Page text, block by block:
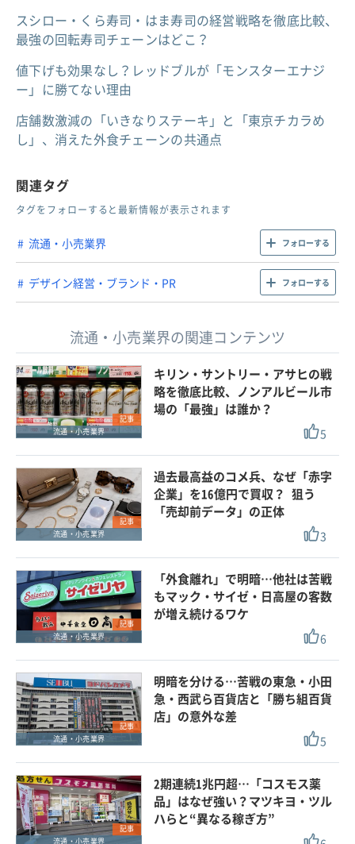
スシロー・くら寿司・はま寿司の経営戦略を徹底比較、
最強の回転寿司チェーンはどこ？
値下げも効果なし？レッドブルが「モンスターエナジ
ー」に勝てない理由
店舗数激減の「いきなりステーキ」と「東京チカラめ
し」、消えた外食チェーンの共通点
関連タグ
タグをフォローすると最新情報が表示されます
流通・小売業界 フォローする
デザイン経営・ブランド・PR フォローする
流通・小売業界の関連コンテンツ
記事
流通・小売業界
キリン・サントリー・アサヒの戦
略を徹底比較、ノンアルビール市
場の「最強」は誰か？
5
記事
流通・小売業界
過去最高益のコメ兵、なぜ「赤字
企業」を16億円で買収？ 狙う
「売却前データ」の正体
3
記事
流通・小売業界
「外食離れ」で明暗…他社は苦戦
もマック・サイゼ・日高屋の客数
が増え続けるワケ
6
記事
流通・小売業界
明暗を分ける…苦戦の東急・小田
急・西武ら百貨店と「勝ち組百貨
店」の意外な差
5
記事
流通・小売業界
2期連続1兆円超…「コスモス薬
品」はなぜ強い？マツキヨ・ツル
ハらと“異なる稼ぎ方”